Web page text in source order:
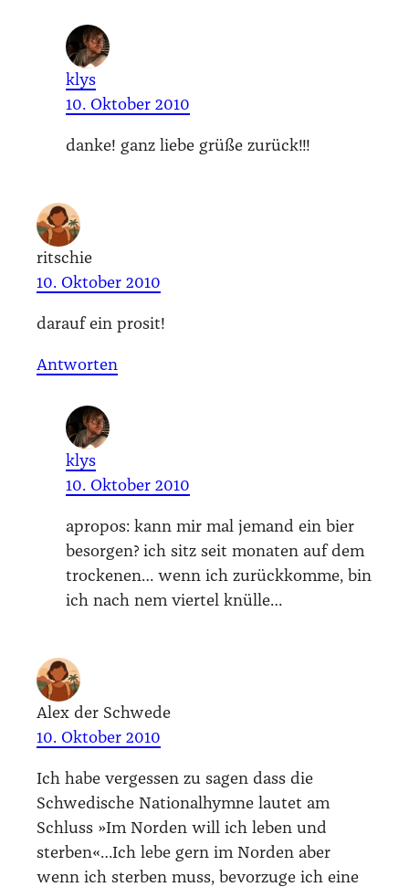
klys
10. Oktober 2010
dan­ke! ganz lie­be grü­ße zurück!!!
ritschie
10. Oktober 2010
dar­auf ein pro­sit!
Antworten
klys
10. Oktober 2010
apro­pos: kann mir mal jemand ein bier
besor­gen? ich sitz seit mona­ten auf dem
tro­cke­nen… wenn ich zurück­kom­me, bin
ich nach nem vier­tel knül­le…
Alex der Schwede
10. Oktober 2010
Ich habe ver­ges­sen zu sagen dass die
Schwe­di­sche Natio­nal­hym­ne lau­tet am
Schluss »Im Nor­den will ich leben und
sterben«…Ich lebe gern im Nor­den aber
wenn ich ster­ben muss, bevor­zu­ge ich eine